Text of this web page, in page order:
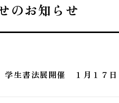
のお知らせ
学生書法展開催 １月１７日